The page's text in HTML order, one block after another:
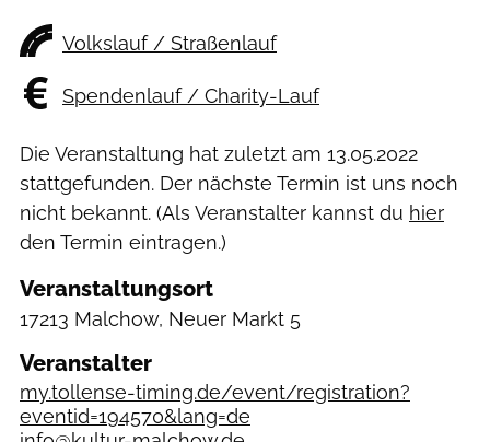
Volkslauf / Straßenlauf
Spendenlauf / Charity-Lauf
Die Veranstaltung hat zuletzt am 13.05.2022
stattgefunden. Der nächste Termin ist uns noch
nicht bekannt. (Als Veranstalter kannst du hier
den Termin eintragen.)
Veranstaltungsort
17213 Malchow, Neuer Markt 5
Veranstalter
my.tollense-timing.de/event/registration?
eventid=194570&lang=de